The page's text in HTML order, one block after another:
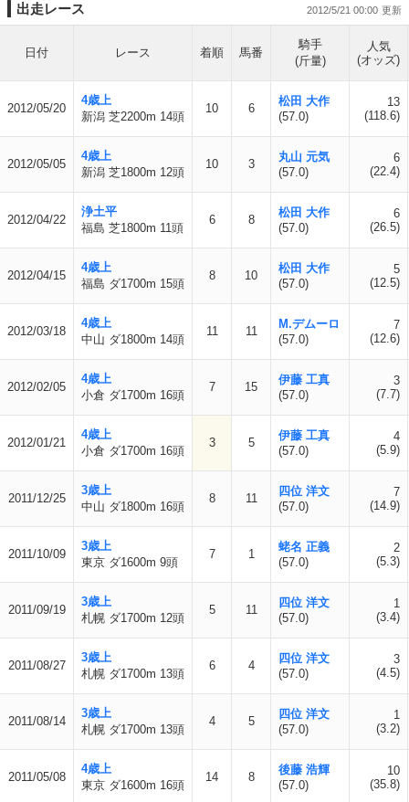
出走レース 2012/5/21 00:00
日付 レース 着順 馬番
騎手
(斤量)
人気
(オッズ)
2012/05/20
4歳上
新潟 芝2200m 14頭
10 6
松田 大作
(57.0)
13
(118.6)
2012/05/05
4歳上
新潟 芝1800m 12頭
10 3
丸山 元気
(57.0)
6
(22.4)
2012/04/22
浄土平
福島 芝1800m 11頭
6 8
松田 大作
(57.0)
6
(26.5)
2012/04/15
4歳上
福島 ダ1700m 15頭
8 10
松田 大作
(57.0)
5
(12.5)
2012/03/18
4歳上
中山 ダ1800m 14頭
11 11
M.デムーロ
(57.0)
7
(12.6)
2012/02/05
4歳上
小倉 ダ1700m 16頭
7 15
伊藤 工真
(57.0)
3
(7.7)
2012/01/21
4歳上
小倉 ダ1700m 16頭
3 5
伊藤 工真
(57.0)
4
(5.9)
2011/12/25
3歳上
中山 ダ1800m 16頭
8 11
四位 洋文
(57.0)
7
(14.9)
2011/10/09
3歳上
東京 ダ1600m 9頭
7 1
蛯名 正義
(57.0)
2
(5.3)
2011/09/19
3歳上
札幌 ダ1700m 12頭
5 11
四位 洋文
(57.0)
1
(3.4)
2011/08/27
3歳上
札幌 ダ1700m 13頭
6 4
四位 洋文
(57.0)
3
(4.5)
2011/08/14
3歳上
札幌 ダ1700m 13頭
4 5
四位 洋文
(57.0)
1
(3.2)
2011/05/08
4歳上
東京 ダ1600m 16頭
14 8
後藤 浩輝
(57.0)
10
(35.8)